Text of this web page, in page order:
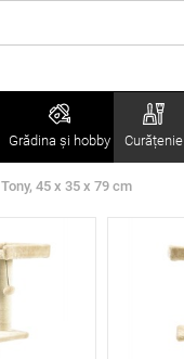
Grădina şi hobby Curățenie
45 x 35 x 79 cm